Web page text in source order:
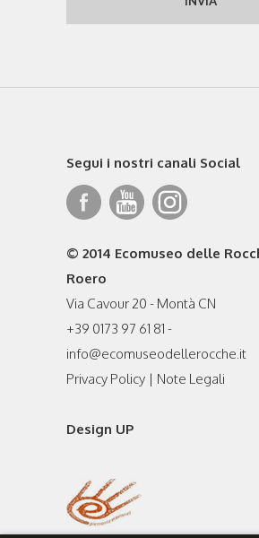
Segui i nostri canali Social
© 2014 Ecomuseo delle
Roero
Via Cavour 20 - Montà CN
+39 0173 97 61 81 -
info@ecomuseodellerocche.it
Privacy Policy | Note Legali
Design UP